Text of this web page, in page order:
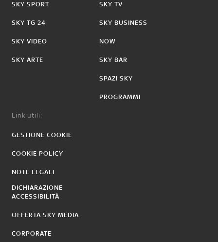
SKY SPORT
SKY TG 24
SKY VIDEO
SKY ARTE
SKY TV
SKY BUSINESS
NOW
SKY BAR
SPAZI SKY
PROGRAMMI
Link utili:
GESTIONE COOKIE
COOKIE POLICY
NOTE LEGALI
DICHIARAZIONE
ACCESSIBILITÀ
OFFERTA SKY MEDIA
CORPORATE